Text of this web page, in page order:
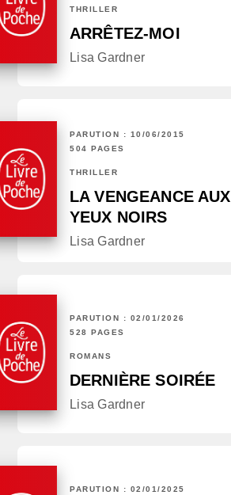
THRILLER
ARRÊTEZ-MOI
Lisa Gardner
PARUTION : 10/06/2015
504 PAGES
THRILLER
LA VENGEANCE AUX
YEUX NOIRS
Lisa Gardner
PARUTION : 02/01/2026
528 PAGES
ROMANS
DERNIÈRE SOIRÉE
Lisa Gardner
PARUTION : 02/01/2025